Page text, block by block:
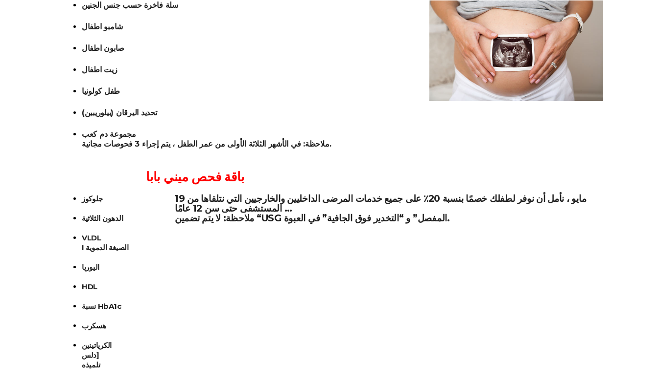
سلة فاخرة حسب جنس الجنين
شامبو اطفال
صابون اطفال
زيت اطفال
طفل كولونيا
تحديد اليرقان (بيلوريبين)
مجموعة دم كعب
ملاحظة: في الأشهر الثلاثة الأولى من عمر الطفل ، يتم إجراء 3 فحوصات مجانية.
باقة فحص ميني بابا
جلوكوز
الدهون الثلاثية
VLDL
I الصيغة الدموية
اليوريا
HDL
نسبة HbA1c
هسكرب
الكرياتينين
دلس]
تلميذه
19 مايو ، نأمل أن نوفر لطفلك خصمًا بنسبة 20٪ على جميع خدمات المرضى الداخليين والخارجيين التي نتلقاها من
المستشفى حتى سن 12 عامًا …
ملاحظة: لا يتم تضمين “USG المفصل” و “التخدير فوق الجافية” في العبوة.